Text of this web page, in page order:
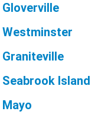
Gloverville
Westminster
Graniteville
Seabrook Island
Mayo